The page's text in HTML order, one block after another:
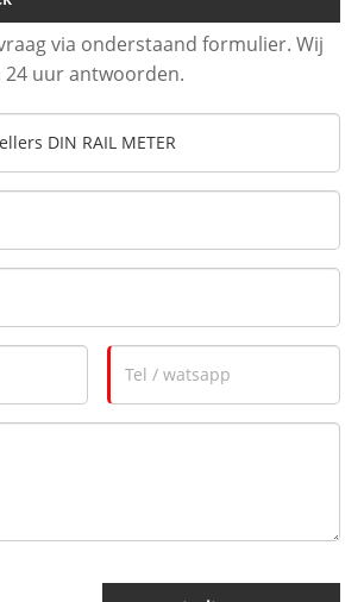
via onderstaand formulier. Wij
uur antwoorden.